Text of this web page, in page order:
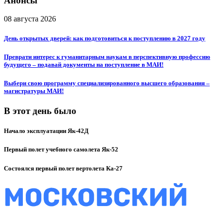
08 августа 2026
День открытых дверей: как подготовиться к поступлению в 2027 году
Преврати интерес к гуманитарным наукам в перспективную профессию
будущего – подавай документы на поступление в МАИ!
Выбери свою программу специализированного высшего образования –
магистратуры МАИ!
В этот день было
Начало эксплуатации Як-42Д
Первый полет учебного самолета Як-52
Состоялся первый полет вертолета Ка-27